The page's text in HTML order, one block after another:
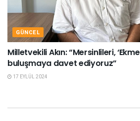
GÜNCEL
Milletvekili Akın: “Mersinlileri,
buluşmaya davet ediyoruz”
17 EYLÜL 2024